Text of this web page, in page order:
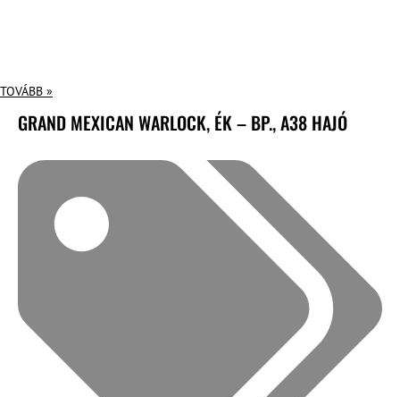
TOVÁBB »
GRAND MEXICAN WARLOCK, ÉK – BP., A38 HAJÓ